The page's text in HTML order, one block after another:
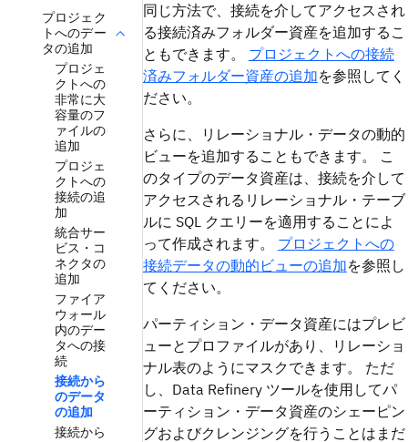
プロジェク
トへのデー
タの追加
プロジェ
クトへの
非常に大
容量のフ
ァイルの
追加
プロジェ
クトへの
接続の追
加
統合サー
ビス・コ
ネクタの
追加
ファイア
ウォール
内のデー
タへの接
続
接続から
のデータ
の追加
接続から
同じ方法で、接続を介してアクセスされ
る接続済みフォルダー資産を追加するこ
ともできます。 プロジェクトへの接続
済みフォルダー資産の追加を参照してく
ださい。
さらに、リレーショナル・データの動的
ビューを追加することもできます。 こ
のタイプのデータ資産は、接続を介して
アクセスされるリレーショナル・テーブ
ルに SQL クエリーを適用することによ
って作成されます。 プロジェクトへの
接続データの動的ビューの追加を参照し
てください。
パーティション・データ資産にはプレビ
ューとプロファイルがあり、リレーショ
ナル表のようにマスクできます。 ただ
し、Data Refinery ツールを使用してパ
ーティション・データ資産のシェーピン
グおよびクレンジングを行うことはまだ